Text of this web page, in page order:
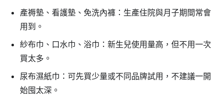
產褥墊、看護墊、免洗內褲：生產住院與月子期間常會
用到。
紗布巾、口水巾、浴巾：新生兒使用量高，但不用一次
買太多。
尿布濕紙巾：可先買少量或不同品牌試用，不建議一開
始囤太深。